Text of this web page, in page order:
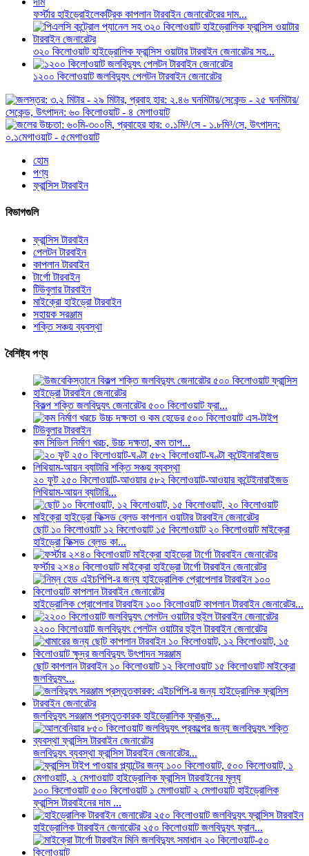
ফর্স্টার হাইড্রোইলেকট্রিক কাপলান টারবাইন জেনারেটরের দাম...
৩২০ কিলোওয়াট হাইড্রোলিক ফ্রান্সিস ওয়াটার টারবাইন জেনারেটর সহ...
১২০০ কিলোওয়াট জলবিদ্যুৎ পেলটন টারবাইন জেনারেটর
হোম
পণ্য
ফ্রান্সিস টারবাইন
বিভাগগুলি
ফ্রান্সিস টারবাইন
পেলটন টারবাইন
কাপলান টারবাইন
টার্গো টারবাইন
টিউবুলার টারবাইন
মাইক্রো হাইড্রো টারবাইন
সহায়ক সরঞ্জাম
শক্তি সঞ্চয় ব্যবস্থা
বৈশিষ্ট্য পণ্য
বিকল্প শক্তি জলবিদ্যুৎ জেনারেটর ৫০০ কিলোওয়াট ফ্রা...
কম সিভিল নির্মাণ খরচ, উচ্চ দক্ষতা, কম তাপ...
২০ ফুট ২৫০ কিলোওয়াট-আওয়ার ৫৮২ কিলোওয়াট-আওয়ার কন্টেইনারাইজড
লিথিয়াম-আয়ন ব্যাটারি...
ছোট ১০ কিলোওয়াট ১২ কিলোওয়াট ১৫ কিলোওয়াট ২০ কিলোওয়াট মাইক্রো
হাইড্রো ফিক্সড ব্লেড কা...
ফর্স্টার ২×৪০ কিলোওয়াট মাইক্রো হাইড্রো টার্গো টারবাইন জেনারেটর
হাইড্রোলিক প্রোপেলার টারবাইন ১০০ কিলোওয়াট কাপলান টারবাইন জেনারেটর...
২২০০ কিলোওয়াট জলবিদ্যুৎ পেলটন ওয়াটার হুইল টারবাইন জেনারেটর
ছোট কাপলান টারবাইন ১০ কিলোওয়াট ১২ কিলোওয়াট ১৫ কিলোওয়াট মাইক্রো
জলবিদ্যুৎ...
জলবিদ্যুৎ সরঞ্জাম প্রস্তুতকারক হাইড্রোলিক ফ্রাঙ্ক...
জলবিদ্যুৎ ব্যবস্থা ফ্রান্সিস টারবাইন জেনারেটর...
১০০ কিলোওয়াট ৫০০ কিলোওয়াট ১ মেগাওয়াট ২ মেগাওয়াট হাইড্রোলিক
ফ্রান্সিস টারবাইনের দাম ...
হাইড্রোলিক টারবাইন জেনারেটর ২৫০ কিলোওয়াট জলবিদ্যুৎ ফ্রান...